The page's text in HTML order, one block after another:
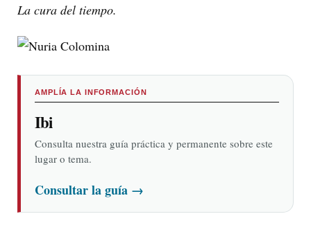
La cura del tiempo.
AMPLÍA LA INFORMACIÓN
Ibi
Consulta nuestra guía práctica y permanente sobre este
lugar o tema.
Consultar la guía →